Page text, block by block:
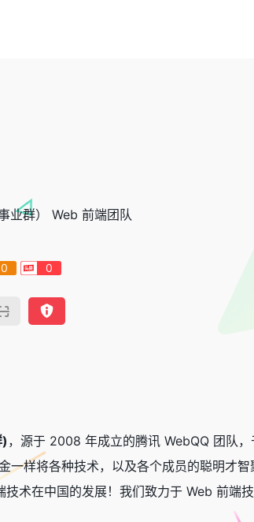
业群） Web 前端团队
0 0
，源于 2008 年成立的腾讯 WebQQ 团队
样将各种技术，以及各个成员的聪明才智
术在中国的发展！我们致力于 Web 前端